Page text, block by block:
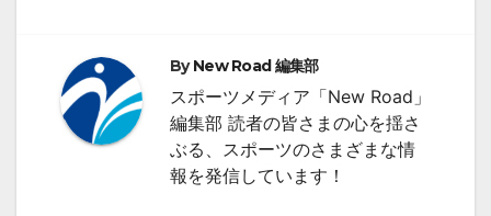
ー
シ
ョ
ByNew Road 編集部
スポーツメディア「New Road」
編集部 読者の皆さまの心を揺さ
ぶる、スポーツのさまざまな情
報を発信しています！